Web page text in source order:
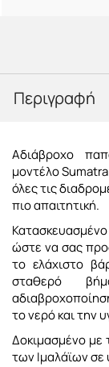
Περιγραφή
Αδιάβροχο
μοντέλο
όλες τις
πιο απαιτητική.
ώστε να σας
το ελάχιστο
σταθερό
το νερό και την
Δοκιμασμένο με
των Ιμαλάϊων